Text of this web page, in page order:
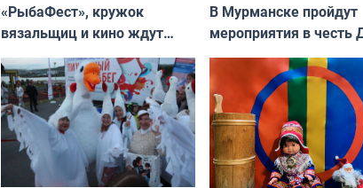
«РыбаФест», кружок
вязальщиц и кино ждут
мурманчан в эти выходные
В Мурманске пройдут
мероприятия в честь
физкультурника